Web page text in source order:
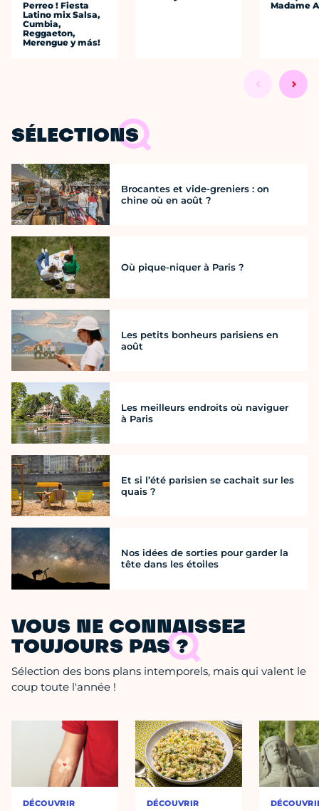
Perreo ! Fiesta
Latino mix Salsa,
Cumbia,
Reggaeton,
Merengue y más!
Madame
SÉLECTIONS
Brocantes et vide-greniers : on
chine où en août ?
Où pique-niquer à Paris ?
Les petits bonheurs parisiens en
août
Les meilleurs endroits où naviguer
à Paris
Et si l’été parisien se cachait sur les
quais ?
Nos idées de sorties pour garder la
tête dans les étoiles
VOUS NE CONNAISSEZ
TOUJOURS PAS ?
Sélection des bons plans intemporels, mais qui valent le
coup toute l'année !
DÉCOUVRIR DÉCOUVRIR